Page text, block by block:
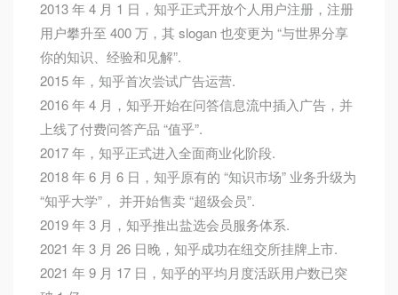
2013 年 4 月 1 日，知乎正式开放个人用户注册，注册
用户攀升至 400 万，其 slogan 也变更为 “与世界分享
你的知识、经验和见解”.
2015 年，知乎首次尝试广告运营.
2016 年 4 月，知乎开始在问答信息流中插入广告，并
上线了付费问答产品 “值乎”.
2017 年，知乎正式进入全面商业化阶段.
2018 年 6 月 6 日，知乎原有的 “知识市场” 业务升级为
“知乎大学”， 并开始售卖 “超级会员”.
2019 年 3 月，知乎推出盐选会员服务体系.
2021 年 3 月 26 日晚，知乎成功在纽交所挂牌上市.
2021 年 9 月 17 日，知乎的平均月度活跃用户数已突